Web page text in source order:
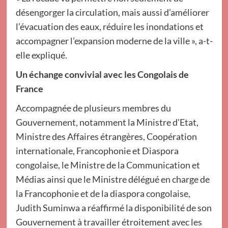
désengorger la circulation, mais aussi d’améliorer
l’évacuation des eaux, réduire les inondations et
accompagner l’expansion moderne de la ville », a-t-
elle expliqué.
Un échange convivial avec les Congolais de
France
Accompagnée de plusieurs membres du
Gouvernement, notamment la Ministre d’Etat,
Ministre des Affaires étrangères, Coopération
internationale, Francophonie et Diaspora
congolaise, le Ministre de la Communication et
Médias ainsi que le Ministre délégué en charge de
la Francophonie et de la diaspora congolaise,
Judith Suminwa a réaffirmé la disponibilité de son
Gouvernement à travailler étroitement avec les